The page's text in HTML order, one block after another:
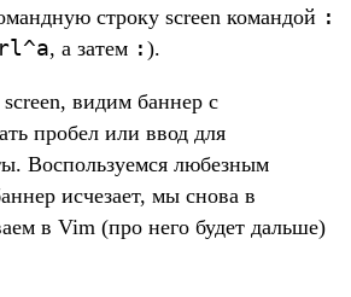
строку screen командой :
, а затем : ).
видим баннер с
пробел или ввод для
Воспользуемся любезным
исчезает, мы снова в
в Vim (про него будет дальше)